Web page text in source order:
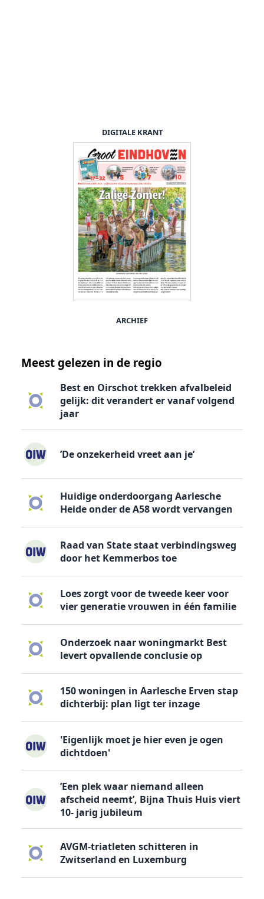
DIGITALE KRANT
ARCHIEF
Meest gelezen in de regio
Best en Oirschot trekken afvalbeleid
gelijk: dit verandert er vanaf volgend
jaar
’De onzekerheid vreet aan je’
Huidige onderdoorgang Aarlesche
Heide onder de A58 wordt vervangen
Raad van State staat verbindingsweg
door het Kemmerbos toe
Loes zorgt voor de tweede keer voor
vier generatie vrouwen in één familie
Onderzoek naar woningmarkt Best
levert opvallende conclusie op
150 woningen in Aarlesche Erven stap
dichterbij: plan ligt ter inzage
'Eigenlijk moet je hier even je ogen
dichtdoen'
’Een plek waar niemand alleen
afscheid neemt’, Bijna Thuis Huis viert
10- jarig jubileum
AVGM-triatleten schitteren in
Zwitserland en Luxemburg